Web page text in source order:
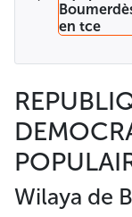
Wilaya de